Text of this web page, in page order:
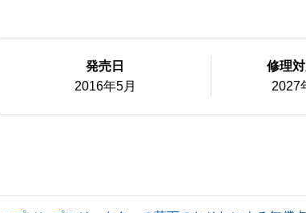
発売日
2016年5月
修理
2027